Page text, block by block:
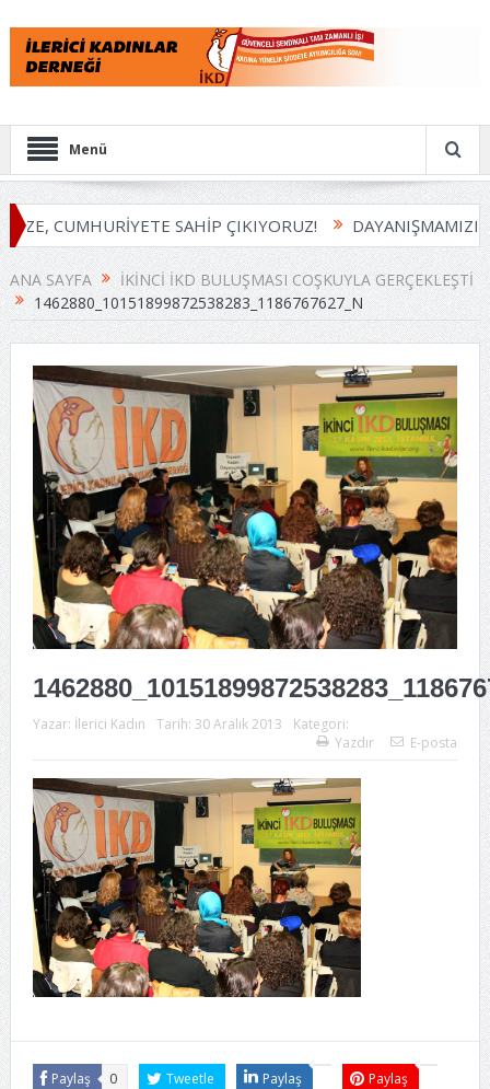
Menü
CUMHURİYETE SAHİP ÇIKIYORUZ! DAYANIŞMAMIZI
ANA SAYFA
İKINCI İKD BULUŞMASI COŞKUYLA GERÇEKLEŞTI
1462880_10151899872538283_1186767627_N
Yazar: İlerici Kadın Tarih: 30 Aralık 2013
Kategori:
Yazdır
E-posta
Paylaş 0 Tweetle Paylaş Paylaş